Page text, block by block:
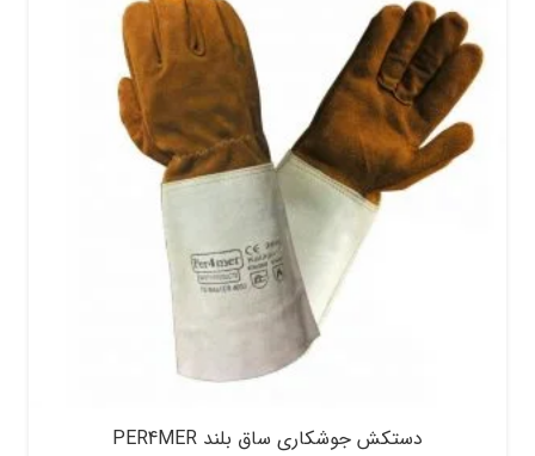
دستکش جوشکاری ساق بلند PER4MER